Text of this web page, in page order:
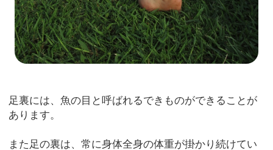
足裏には、魚の目と呼ばれるできものができることが
あります。
また足の裏は、常に身体全身の体重が掛かり続けてい